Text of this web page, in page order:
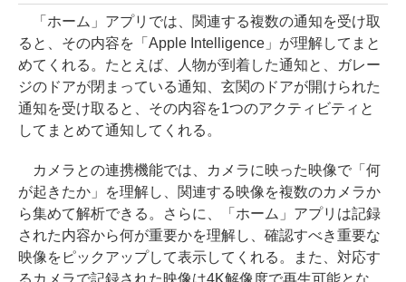
「ホーム」アプリでは、関連する複数の通知を受け取
ると、その内容を「Apple Intelligence」が理解してまと
めてくれる。たとえば、人物が到着した通知と、ガレー
ジのドアが閉まっている通知、玄関のドアが開けられた
通知を受け取ると、その内容を1つのアクティビティと
してまとめて通知してくれる。
カメラとの連携機能では、カメラに映った映像で「何
が起きたか」を理解し、関連する映像を複数のカメラか
ら集めて解析できる。さらに、「ホーム」アプリは記録
された内容から何が重要かを理解し、確認すべき重要な
映像をピックアップして表示してくれる。また、対応す
るカメラで記録された映像は4K解像度で再生可能とな